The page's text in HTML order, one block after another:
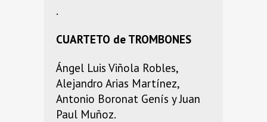
.
CUARTETO de TROMBONES
Ángel Luis Viñola Robles,
Alejandro Arias Martínez,
Antonio Boronat Genís y Juan
Paul Muñoz.